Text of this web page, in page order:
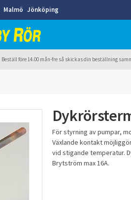
Malmö Jönköping
Beställ före 14.00 mån-fre så skickas din beställning
För styrning av pumpar,
Växlande kontakt
vid stigande temperatur.
Brytström max 16A.